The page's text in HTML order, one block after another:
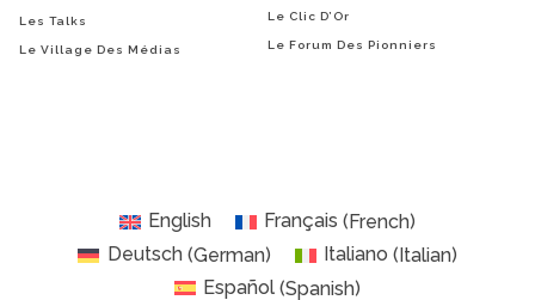
Les Talks
Le Village Des Médias
Le Clic D’Or
Le Forum Des Pionniers
English Français (French)
Deutsch(German) Italiano (Italian)
Español (Spanish)